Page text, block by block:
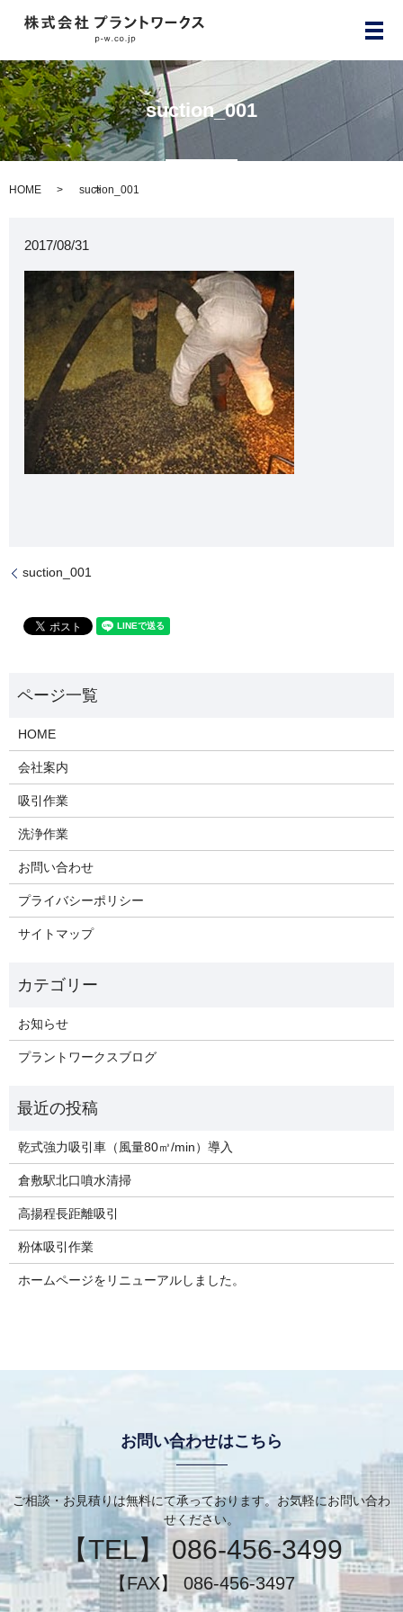
メ
suction_001
HOME suction_001
2017/08/31
suction_001
HOME
会社案内
吸引作業
洗浄作業
お問い合わせ
プライバシーポリシー
サイトマップ
お知らせ
プラントワークスブログ
乾式強力吸引車（風量80㎥/min）導入
倉敷駅北口噴水清掃
高揚程長距離吸引
粉体吸引作業
ホームページをリニューアルしました。
お問い合わせはこちら
ご相談・お見積りは無料にて承っております。お気軽にお問い合わ
せください。
【TEL】 086-456-3499
【FAX】 086-456-3497